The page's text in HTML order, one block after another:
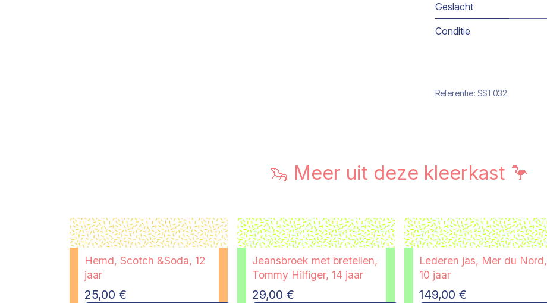
Geslacht
Conditie
Referentie: SST032
🦦 Meer uit deze kleerkast 🦩
Hemd, Scotch &Soda, 12
jaar
25,00 €
Jeansbroek met bretellen,
Tommy Hilfiger, 14 jaar
29,00 €
Lederen jas, Mer du Nord,
10 jaar
149,00 €